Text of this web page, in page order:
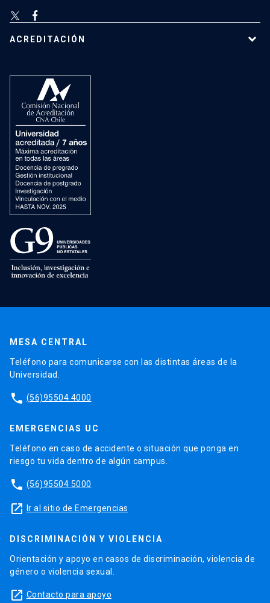
ACREDITACIÓN
MESA CENTRAL
Teléfono para comunicarse con las distintas áreas de la
Universidad.
phone (56)95504 4000
EMERGENCIAS UC
Teléfono en caso de accidente o situación que ponga en
riesgo tu vida dentro de algún campus.
phone (56)95504 5000
launch Ir al sitio de Emergencias
DISCRIMINACIÓN Y VIOLENCIA
Orientación y apoyo en casos de discriminación, violencia de
género o violencia sexual.
launch Contacto para apoyo